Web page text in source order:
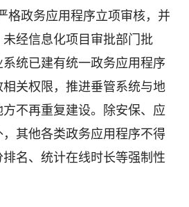
格政务应用程序立项审核，并
经信息化项目审批部门批
统已建有统一政务应用程序
关权限，推进垂管系统与地
不再重复建设。除安保、应
其他各类政务应用程序不得
名、统计在线时长等强制性